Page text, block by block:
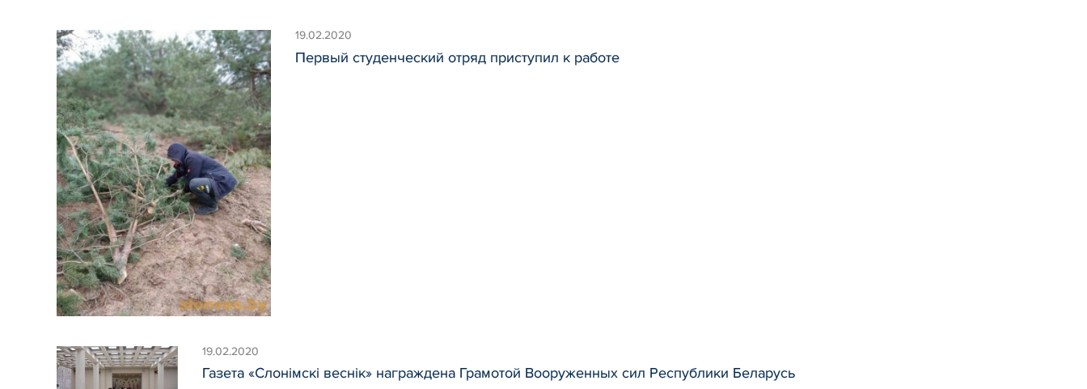
19.02.2020
Первый студенческий отряд приступил к работе
19.02.2020
Газета «Слонімскі веснік» награждена Грамотой Вооруженных сил Республики Беларусь